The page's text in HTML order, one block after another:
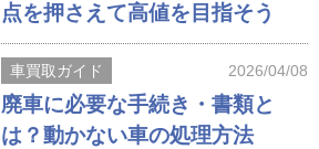
点を押さえて高値を目指そう
車買取ガイド 2026/04/08
廃車に必要な手続き・書類と
は？動かない車の処理方法